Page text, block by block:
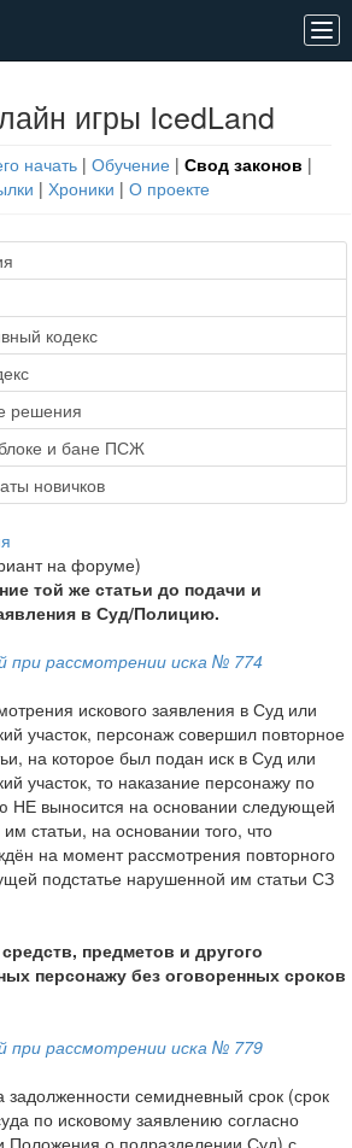
игры IcedLand
начать | Обучение | Свод законов |
| Хроники | О проекте
кодекс
решения
и бане ПСЖ
новичков
на форуме)
той же статьи до подачи и
в Суд/Полицию.
при рассмотрении иска № 774
искового заявления в Суд или
участок, персонаж совершил повторное
на которое был подан иск в Суд или
участок, то наказание персонажу по
НЕ выносится на основании следующей
статьи, на основании того, что
на момент рассмотрения повторного
подстатье нарушенной им статьи СЗ
предметов и другого
персонажу без оговоренных сроков
при рассмотрении иска № 779
задолженности семидневный срок (срок
по исковому заявлению согласно
Положения о подразделении Суд) с